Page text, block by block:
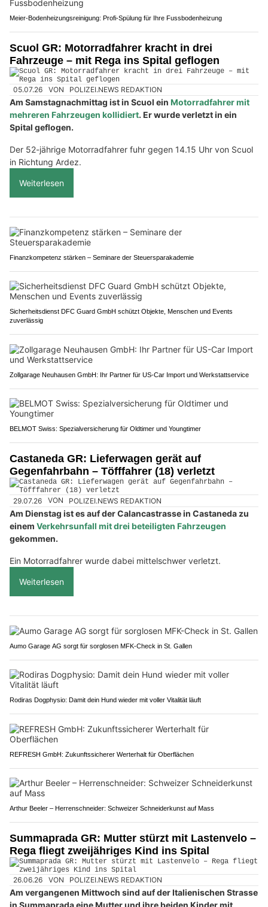
Meier-Bodenheizungsreinigung: Profi-Spülung für Ihre Fussbodenheizung
Scuol GR: Motorradfahrer kracht in drei
Fahrzeuge – mit Rega ins Spital geflogen
05.07.26 VON POLIZEI.NEWS REDAKTION
Am Samstagnachmittag ist in Scuol ein Motorradfahrer mit
mehreren Fahrzeugen kollidiert. Er wurde verletzt in ein
Spital geflogen.
Der 52-jährige Motorradfahrer fuhr gegen 14.15 Uhr von Scuol
in Richtung Ardez.
Weiterlesen
Finanzkompetenz stärken – Seminare der Steuersparakademie
Sicherheitsdienst DFC Guard GmbH schützt Objekte, Menschen und Events
zuverlässig
Zollgarage Neuhausen GmbH: Ihr Partner für US-Car Import und Werkstattservice
BELMOT Swiss: Spezialversicherung für Oldtimer und Youngtimer
Castaneda GR: Lieferwagen gerät auf
Gegenfahrbahn – Töfffahrer (18) verletzt
29.07.26 VON POLIZEI.NEWS REDAKTION
Am Dienstag ist es auf der Calancastrasse in Castaneda zu
einem Verkehrsunfall mit drei beteiligten Fahrzeugen
gekommen.
Ein Motorradfahrer wurde dabei mittelschwer verletzt.
Weiterlesen
Aumo Garage AG sorgt für sorglosen MFK-Check in St. Gallen
Rodiras Dogphysio: Damit dein Hund wieder mit voller Vitalität läuft
REFRESH GmbH: Zukunftssicherer Werterhalt für Oberflächen
Arthur Beeler – Herrenschneider: Schweizer Schneiderkunst auf Mass
Summaprada GR: Mutter stürzt mit Lastenvelo –
Rega fliegt zweijähriges Kind ins Spital
26.06.26 VON POLIZEI.NEWS REDAKTION
Am vergangenen Mittwoch sind auf der Italienischen Strasse